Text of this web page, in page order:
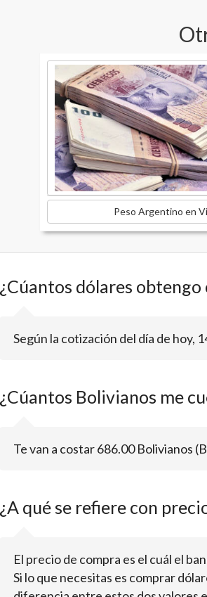
Peso Argentino en
¿Cúantos dólares
Según la cotización del día de hoy,
¿Cúantos Bolivianos me
Te van a costar 686.00 Bolivianos
¿A qué se refiere con
El precio de compra es el cuál el
Si lo que necesitas es comprar